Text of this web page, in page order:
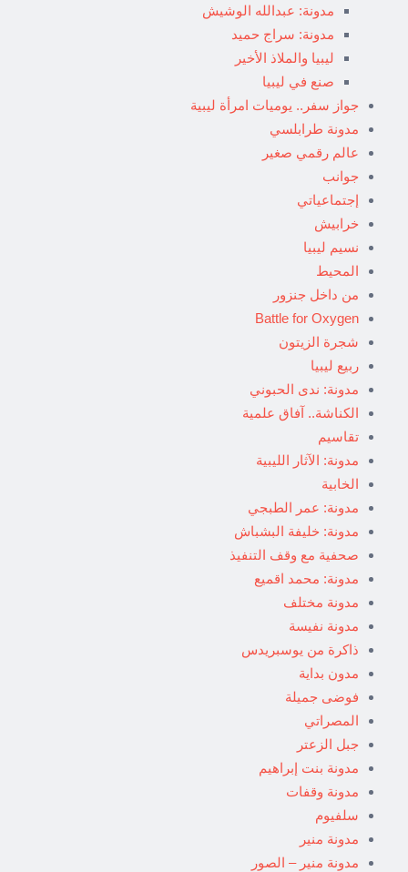
مدونة: عبدالله الوشيش
مدونة: سراج حميد
ليبيا والملاذ الأخير
صنع في ليبيا
جواز سفر.. يوميات امرأة ليبية
مدونة طرابلسي
عالم رقمي صغير
جوانب
إجتماعياتي
خرابيش
نسيم ليبيا
المحيط
من داخل جنزور
Battle for Oxygen
شجرة الزيتون
ربيع ليبيا
مدونة: ندى الحبوني
الكناشة.. آفاق علمية
تقاسيم
مدونة: الآثار الليبية
الخابية
مدونة: عمر الطبجي
مدونة: خليفة البشباش
صحفية مع وقف التنفيذ
مدونة: محمد اقميع
مدونة مختلف
مدونة نفيسة
ذاكرة من يوسبريدس
مدون بداية
فوضى جميلة
المصراتي
جبل الزعتر
مدونة بنت إبراهيم
مدونة وقفات
سلفيوم
مدونة منير
مدونة منير – الصور